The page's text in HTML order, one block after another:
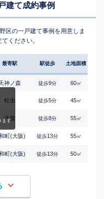
建て成約事例
区の一戸建て事例を用意しま
ください。
最寄駅 駅徒歩 土地面積
神ノ森 徒歩9分 60㎡
松虫 徒歩5分 45㎡
北畠 徒歩8分 55㎡
町(大阪) 徒歩13分 55㎡
町(大阪) 徒歩13分 50㎡